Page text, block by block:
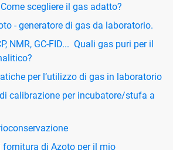
scegliere il gas adatto?
- generatore di gas da laboratorio.
NMR, GC-FID... Quali gas puri per il
per l’utilizzo di gas in laboratorio
calibrazione per incubatore/stufa a
di Azoto per il mio